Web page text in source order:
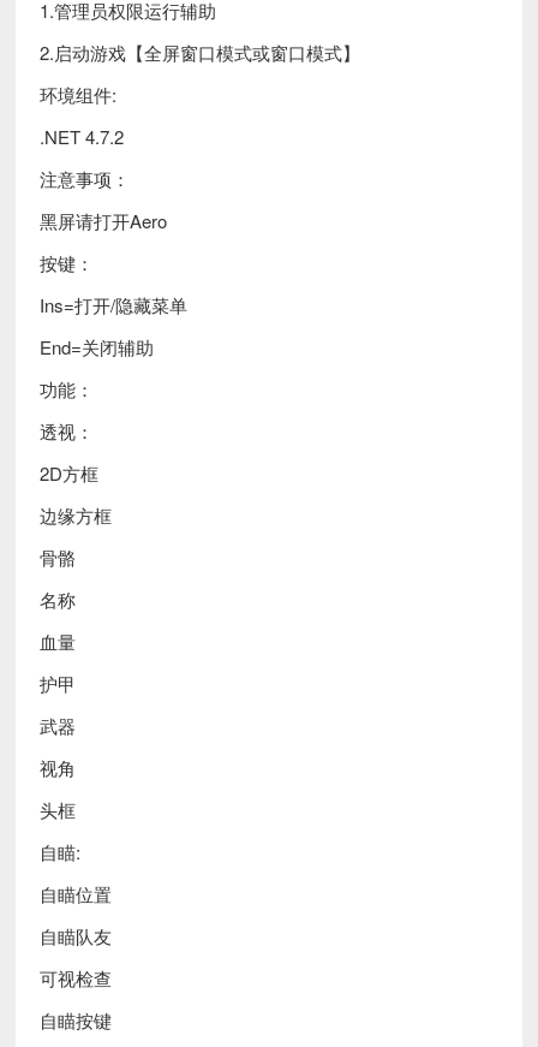
1.管理员权限运行辅助
2.启动游戏【全屏窗口模式或窗口模式】
环境组件:
.NET 4.7.2
注意事项：
黑屏请打开Aero
按键：
Ins=打开/隐藏菜单
End=关闭辅助
功能：
透视：
2D方框
边缘方框
骨骼
名称
血量
护甲
武器
视角
头框
自瞄:
自瞄位置
自瞄队友
可视检查
自瞄按键